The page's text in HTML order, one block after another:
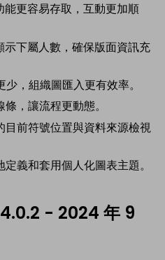
能更容易存取，互動更加順
示下屬人數，確保版面資訊充
少，組織圖匯入更有效率。
，讓流程更動態。
目前符號位置與資料來源檢視
義和套用個人化圖表主題。
- 2024 年 9